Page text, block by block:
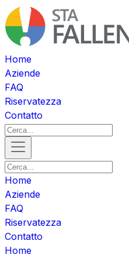
Home
Aziende
FAQ
Riservatezza
Contatto
Home
Aziende
FAQ
Riservatezza
Contatto
Home